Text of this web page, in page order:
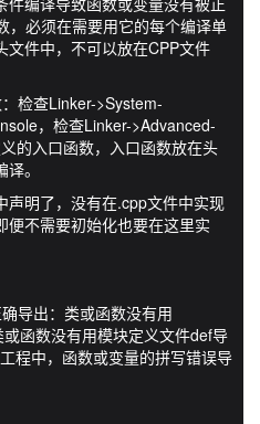
，必须在需要用它的每个编译单
文件中，不可以放在CPP文件
检查Linker->System-
，检查Linker->Advanced-
的入口函数，入口函数放在头
。
声明了，没有在.cpp文件中实现
便不需要初始化也要在这里实
导出：类或函数没有用
或函数没有用模块定义文件def导
程中，函数或变量的拼写错误导